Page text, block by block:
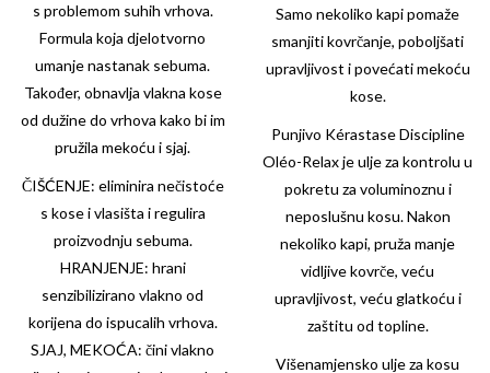
s problemom suhih vrhova.
Formula koja djelotvorno
umanje nastanak sebuma.
Također, obnavlja vlakna kose
od dužine do vrhova kako bi im
pružila mekoću i sjaj.
ČIŠĆENJE: eliminira nečistoće
s kose i vlasišta i regulira
proizvodnju sebuma.
HRANJENJE: hrani
senzibilizirano vlakno od
korijena do ispucalih vrhova.
SJAJ, MEKOĆA: čini vlakno
Samo nekoliko kapi pomaže
smanjiti kovrčanje, poboljšati
upravljivost i povećati mekoću
kose.
Punjivo Kérastase Discipline
Oléo-Relax je ulje za kontrolu u
pokretu za voluminoznu i
neposlušnu kosu. Nakon
nekoliko kapi, pruža manje
vidljive kovrče, veću
upravljivost, veću glatkoću i
zaštitu od topline.
Višenamjensko ulje za kosu